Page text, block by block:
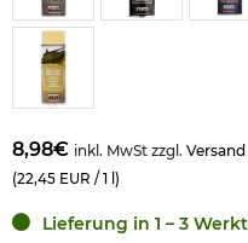
8,98€ inkl. MwSt zzgl. Versand
(22,45 EUR / 1 l)
Lieferung in 1 – 3